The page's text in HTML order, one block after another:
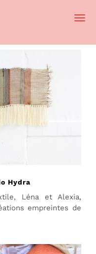
Hydra
Léna et Alexia,
empreintes de